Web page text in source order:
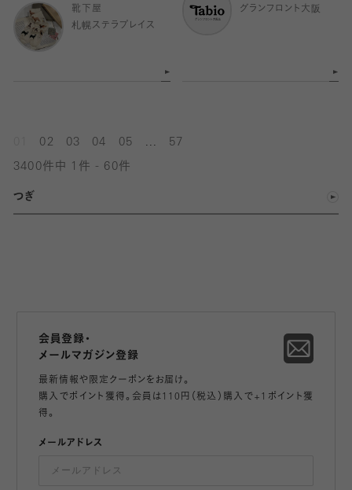
靴下屋
札幌ステラプレイス
グランフロント大阪
02 03 04 05 57
3400件中 1件 - 60件
つぎ
会員登録・
メールマガジン登録
最新情報や限定クーポンをお届け。
購入でポイント獲得。会員は110円（税込）購入で+1ポイント獲
得。
メールアドレス